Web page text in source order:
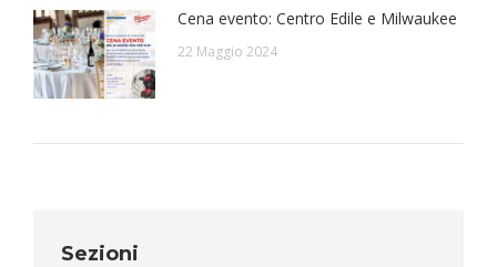
Cena evento: Centro Edile e Milwaukee
22 Maggio 2024
Sezioni